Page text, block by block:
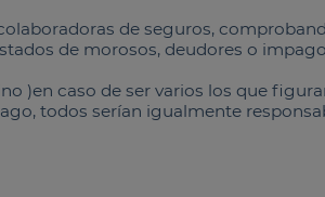
de seguros,
de morosos, deudores o
)en caso de ser varios los que
todos serían igualmente